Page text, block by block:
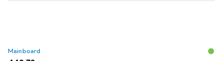
Mainboard